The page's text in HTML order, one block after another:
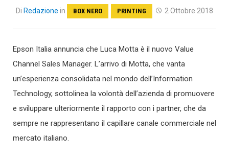
Di Redazione in BOX NERO PRINTING 2 Ottobre 2018
Epson Italia annuncia che Luca Motta è il nuovo Value
Channel Sales Manager. L’arrivo di Motta, che vanta
un’esperienza consolidata nel mondo dell’Information
Technology, sottolinea la volontà dell’azienda di promuovere
e sviluppare ulteriormente il rapporto con i partner, che da
sempre ne rappresentano il capillare canale commerciale nel
mercato italiano.